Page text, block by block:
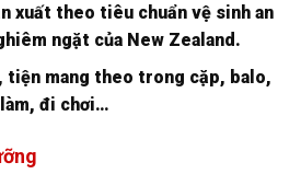
xuất theo tiêu chuẩn vệ sinh an
ngặt của New Zealand.
tiện mang theo trong cặp, balo,
đi chơi…